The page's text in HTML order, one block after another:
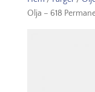
Olja – 618